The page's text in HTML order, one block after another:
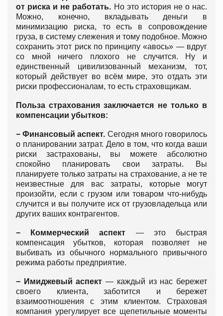
от риска и не работать. Но это история не о нас.
Можно, конечно, вкладывать деньги в
минимизацию риска, то есть в сопровождение
груза, в систему слежения и тому подобное. Можно
сохранить этот риск по принципу «авось» — вдруг
со мной ничего плохого не случится. Ну и
единственный цивилизованный механизм, тот,
который действует во всём мире, это отдать эти
риски профессионалам, то есть страховщикам.
Польза страхования заключается не только в
компенсации убытков:
− Финансовый аспект. Сегодня много говорилось
о планировании затрат. Дело в том, что когда ваши
риски застрахованы, вы можете абсолютно
спокойно планировать свои затраты. Вы
планируете только затраты на страхование, а не те
неизвестные для вас затраты, которые могут
произойти, если с грузом или товаром что-нибудь
случится и вы получите иск от грузовладельца или
других ваших контрагентов.
− Коммерческий аспект — это быстрая
компенсация убытков, которая позволяет не
выбивать из обычного нормального привычного
режима работы предприятие.
− Имиджевый аспект — каждый из нас бережет
своего клиента, заботится и бережет
взаимоотношения с этим клиентом. Страховая
компания урегулирует все щепетильные моменты